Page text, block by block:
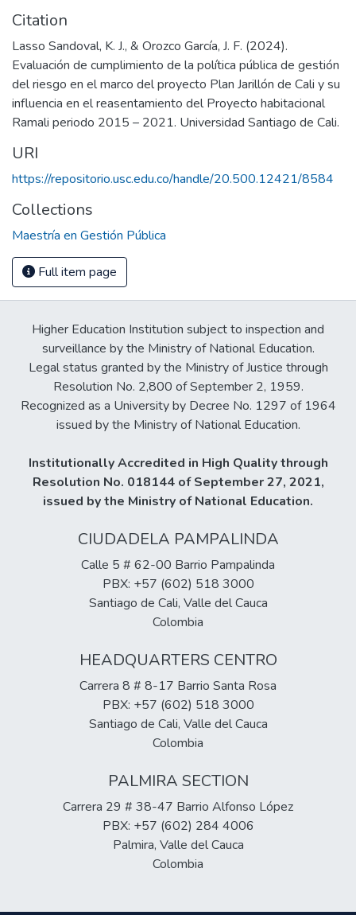
Citation
Lasso Sandoval, K. J., & Orozco García, J. F. (2024).
Evaluación de cumplimiento de la política pública de gestión
del riesgo en el marco del proyecto Plan Jarillón de Cali y su
influencia en el reasentamiento del Proyecto habitacional
Ramali periodo 2015 – 2021. Universidad Santiago de Cali.
URI
https://repositorio.usc.edu.co/handle/20.500.12421/8584
Collections
Maestría en Gestión Pública
Full item page
Higher Education Institution subject to inspection and
surveillance by the Ministry of National Education.
Legal status granted by the Ministry of Justice through
Resolution No. 2,800 of September 2, 1959.
Recognized as a University by Decree No. 1297 of 1964
issued by the Ministry of National Education.
Institutionally Accredited in High Quality through
Resolution No. 018144 of September 27, 2021,
issued by the Ministry of National Education.
CIUDADELA PAMPALINDA
Calle 5 # 62-00 Barrio Pampalinda
PBX: +57 (602) 518 3000
Santiago de Cali, Valle del Cauca
Colombia
HEADQUARTERS CENTRO
Carrera 8 # 8-17 Barrio Santa Rosa
PBX: +57 (602) 518 3000
Santiago de Cali, Valle del Cauca
Colombia
PALMIRA SECTION
Carrera 29 # 38-47 Barrio Alfonso López
PBX: +57 (602) 284 4006
Palmira, Valle del Cauca
Colombia